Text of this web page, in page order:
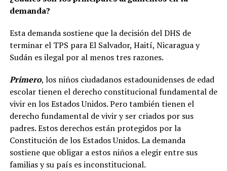
demanda?
Esta demanda sostiene que la decisión del DHS de
terminar el TPS para El Salvador, Haití, Nicaragua y
Sudán es ilegal por al menos tres razones.
Primero, los niños ciudadanos estadounidenses de edad
escolar tienen el derecho constitucional fundamental de
vivir en los Estados Unidos. Pero también tienen el
derecho fundamental de vivir y ser criados por sus
padres. Estos derechos están protegidos por la
Constitución de los Estados Unidos. La demanda
sostiene que obligar a estos niños a elegir entre sus
familias y su país es inconstitucional.